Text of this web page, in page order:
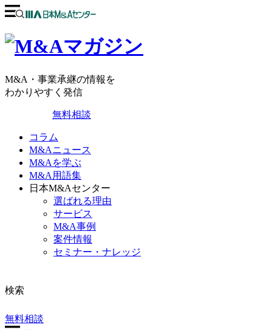
M&A・事業承継の情報を
わかりやすく発信
無料相談
コラム
M&Aニュース
M&Aを学ぶ
M&A用語集
日本M&Aセンター
選ばれる理由
サービス
M&A事例
案件情報
セミナー・ナレッジ
検索
無料相談